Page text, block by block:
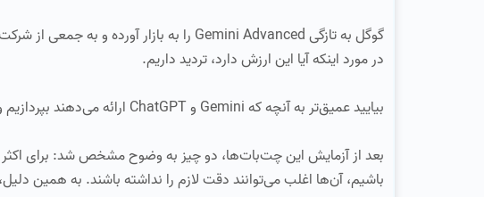
در مورد اینکه آیا این ارزش دارد، تردید داریم.
بیایید عمیق‌تر به آنچه که Gemini و ChatGPT ارائه می‌دهند بپردازیم و ببینیم کدام یک قدرتمندتر است.
بعد از آزمایش این چت‌بات‌ها، دو چیز به وضوح مشخص شد: برای اکثر
باشیم، آن‌ها اغلب می‌توانند دقت لازم را نداشته باشند. به همین دلیل،